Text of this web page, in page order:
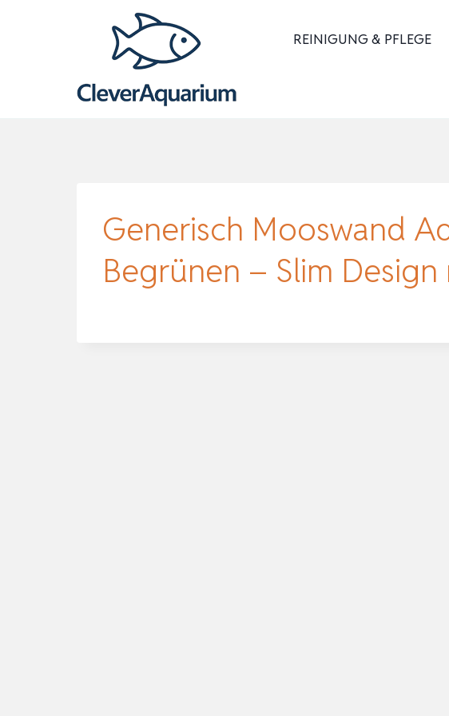
REINIGUNG & PFLEGE
Generisch Mooswand
Begrünen – Slim